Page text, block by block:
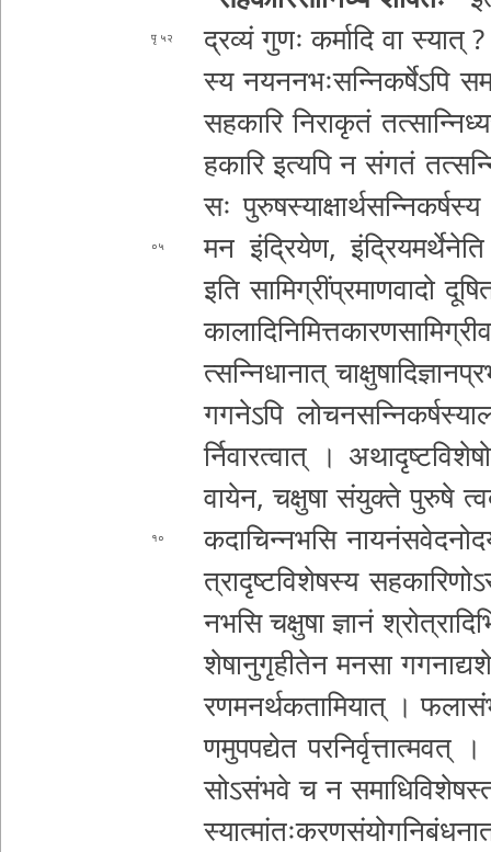
५२
द्रव्यं गुणः कर्मादि वा स्यात्
स्य न­य­न­न­भः­स­न्नि­क­र्षे­ऽ­पि
स­ह­का­रि नि­रा­कृ­तं
ह­का­रिइत्यपि न संगतं
सः
०५
मन इं­द्रि­ये­ण­,
इतिसा­मि­ग्रीं­प्र­मा­ण­वा­दो
त्स­न्नि­धा­ना­त्
ग­ग­ने­ऽ­पि
र्नि­वा­र­त्वा­त् ।
वा­ये­न­, चक्षुषा संयुक्ते पुरुषे
१०
क­दा­चि­न्न­भ­सि
त्रा­दृ­ष्ट­वि­शे­ष­स्य
नभसि चक्षुषा ज्ञानं
शे­षा­नु­गृ­ही­ते­न मनसा
र­ण­म­न­र्थ­क­ता­मि­या­त् ।
ण­मु­प­प­द्ये­त
सो­ऽ­सं­भ­वे च न
स्या­त्मां­तः­क­र­ण­सं